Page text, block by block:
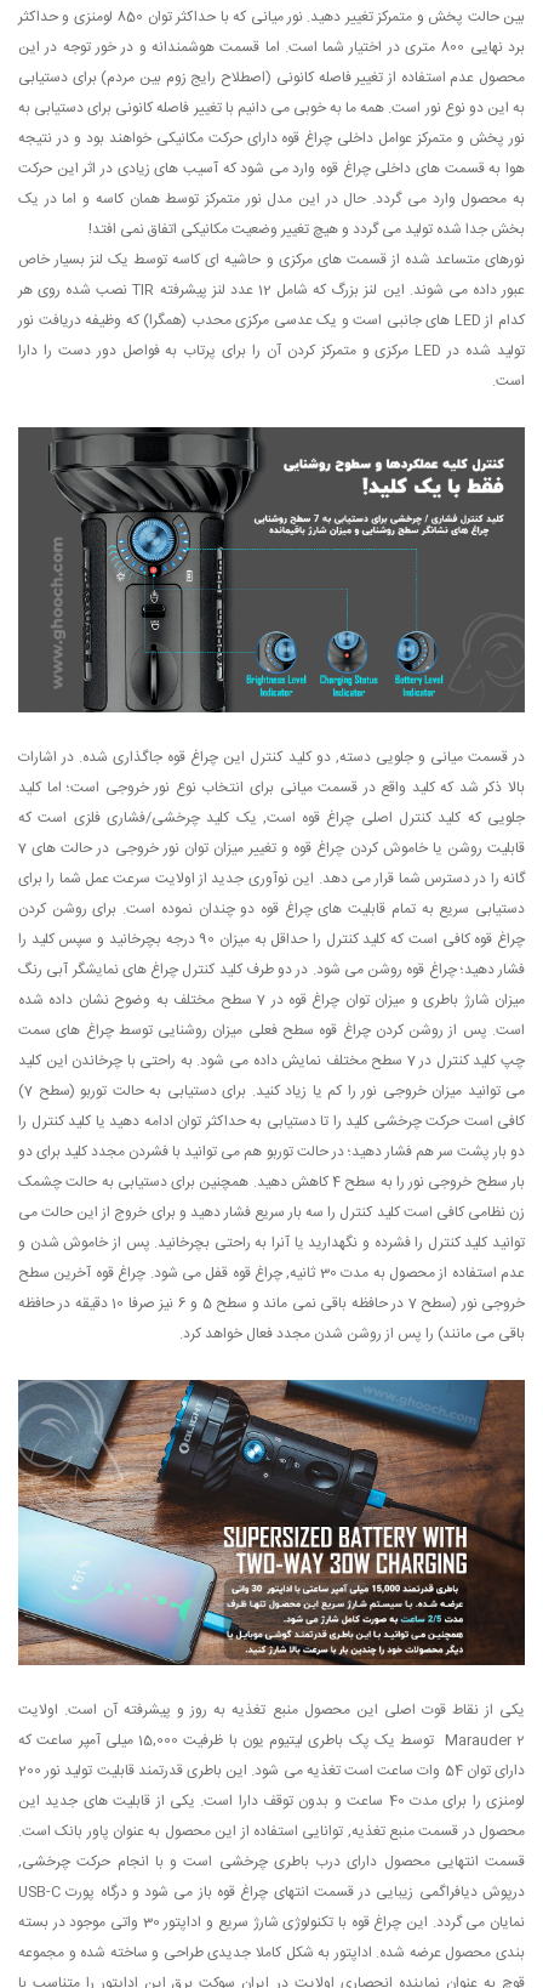
بین حالت پخش و متمرکز تغییر دهید. نور میانی که با حداکثر توان 850 لومنزی و حداکثر
برد نهایی 800 متری در اختیار شما است. اما قسمت هوشمندانه و در خور توجه در این
محصول عدم استفاده از تغییر فاصله کانونی (اصطلاح رایج زوم بین مردم) برای دستیابی
به این دو نوع نور است. همه ما به خوبی می دانیم با تغییر فاصله کانونی برای دستیابی به
نور پخش و متمرکز عوامل داخلی چراغ قوه دارای حرکت مکانیکی خواهند بود و در نتیجه
هوا به قسمت های داخلی چراغ قوه وارد می شود که آسیب های زیادی در اثر این حرکت
به محصول وارد می گردد. حال در این مدل نور متمرکز توسط همان کاسه و اما در یک
بخش جدا شده تولید می گردد و هیچ تغییر وضعیت مکانیکی اتفاق نمی افتد!
نورهای متساعد شده از قسمت های مرکزی و حاشیه ای کاسه توسط یک لنز بسیار خاص
عبور داده می شوند. این لنز بزرگ که شامل 12 عدد لنز پیشرفته TIR نصب شده روی هر
کدام از LED های جانبی است و یک عدسی مرکزی محدب (همگرا) که وظیفه دریافت نور
تولید شده در LED مرکزی و متمرکز کردن آن را برای پرتاب به فواصل دور دست را دارا
است.
در قسمت میانی و جلویی دسته, دو کلید کنترل این چراغ قوه جاگذاری شده. در اشارات
بالا ذکر شد که کلید واقع در قسمت میانی برای انتخاب نوع نور خروجی است؛ اما کلید
جلویی که کلید کنترل اصلی چراغ قوه است, یک کلید چرخشی/فشاری فلزی است که
قابلیت روشن یا خاموش کردن چراغ قوه و تغییر میزان توان نور خروجی در حالت های 7
گانه را در دسترس شما قرار می دهد. این نوآوری جدید از اولایت سرعت عمل شما را برای
دستیابی سریع به تمام قابلیت های چراغ قوه دو چندان نموده است. برای روشن کردن
چراغ قوه کافی است که کلید کنترل را حداقل به میزان 90 درجه بچرخانید و سپس کلید را
فشار دهید؛ چراغ قوه روشن می شود. در دو طرف کلید کنترل چراغ های نمایشگر آبی رنگ
میزان شارژ باطری و میزان توان چراغ قوه در 7 سطح مختلف به وضوح نشان داده شده
است. پس از روشن کردن چراغ قوه سطح فعلی میزان روشنایی توسط چراغ های سمت
چپ کلید کنترل در 7 سطح مختلف نمایش داده می شود. به راحتی با چرخاندن این کلید
می توانید میزان خروجی نور را کم یا زیاد کنید. برای دستیابی به حالت توربو (سطح 7)
کافی است حرکت چرخشی کلید را تا دستیابی به حداکثر توان ادامه دهید یا کلید کنترل را
دو بار پشت سر هم فشار دهید؛ در حالت توربو هم می توانید با فشردن مجدد کلید برای دو
بار سطح خروجی نور را به سطح 4 کاهش دهید. همچنین برای دستیابی به حالت چشمک
زن نظامی کافی است کلید کنترل را سه بار سریع فشار دهید و برای خروج از این حالت می
توانید کلید کنترل را فشرده و نگهدارید یا آنرا به راحتی بچرخانید. پس از خاموش شدن و
عدم استفاده از محصول به مدت 30 ثانیه, چراغ قوه قفل می شود. چراغ قوه آخرین سطح
خروجی نور (سطح 7 در حافظه باقی نمی ماند و سطح 5 و 6 نیز صرفا 10 دقیقه در حافظه
باقی می مانند) را پس از روشن شدن مجدد فعال خواهد کرد.
یکی از نقاط قوت اصلی این محصول منبع تغذیه به روز و پیشرفته آن است. اولایت
Marauder 2 توسط یک پک باطری لیتیوم یون با ظرفیت 15,000 میلی آمپر ساعت که
دارای توان 54 وات ساعت است تغذیه می شود. این باطری قدرتمند قابلیت تولید نور 200
لومنزی را برای مدت 40 ساعت و بدون توقف دارا است. یکی از قابلیت های جدید این
محصول در قسمت منبع تغذیه, توانایی استفاده از این محصول به عنوان پاور بانک است.
قسمت انتهایی محصول دارای درب باطری چرخشی است و با انجام حرکت چرخشی,
درپوش دیافراگمی زیبایی در قسمت انتهای چراغ قوه باز می شود و درگاه پورت USB-C
نمایان می گردد. این چراغ قوه با تکنولوژی شارژ سریع و اداپتور 30 واتی موجود در بسته
بندی محصول عرضه شده. اداپتور به شکل کاملا جدیدی طراحی و ساخته شده و مجموعه
قوچ به عنوان نماینده انحصاری اولایت در ایران سوکت برق این اداپتور را متناسب با